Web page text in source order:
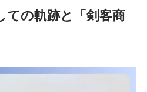
ての軌跡と「剣客商